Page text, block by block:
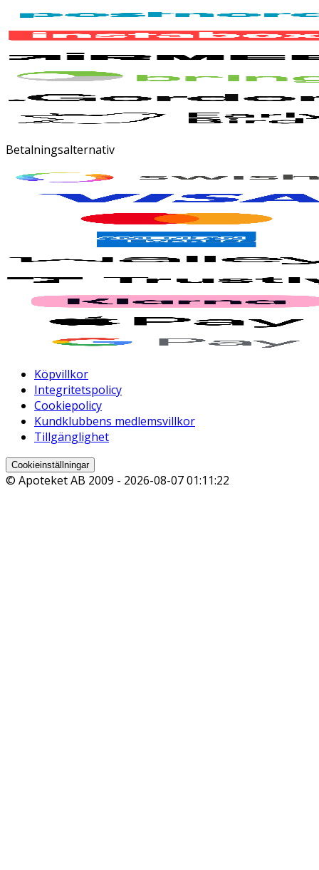
Betalningsalternativ
Köpvillkor
Integritetspolicy
Cookiepolicy
Kundklubbens medlemsvillkor
Tillgänglighet
Cookieinställningar
© Apoteket AB 2009 - 2026-08-07 01:11:22